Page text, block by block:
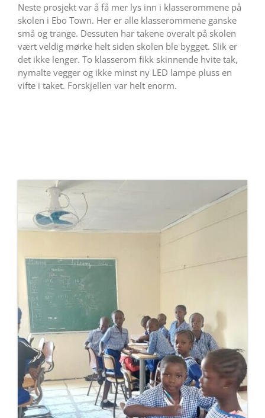
Neste prosjekt var å få mer lys inn i klasserommene på
skolen i Ebo Town. Her er alle klasserommene ganske
små og trange. Dessuten har takene overalt på skolen
vært veldig mørke helt siden skolen ble bygget. Slik er
det ikke lenger. To klasserom fikk skinnende hvite tak,
nymalte vegger og ikke minst ny LED lampe pluss en
vifte i taket. Forskjellen var helt enorm.